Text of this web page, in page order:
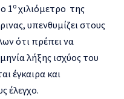
1ο χιλιόμετρο της
υπενθυμίζει στους
ότι πρέπει να
λήξης ισχύος του
έγκαιρα και
έλεγχο.